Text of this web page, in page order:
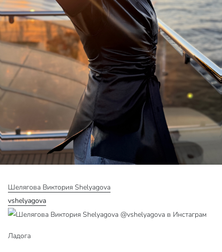
Шелягова Виктория Shelyagova
vshelyagova
Ладога